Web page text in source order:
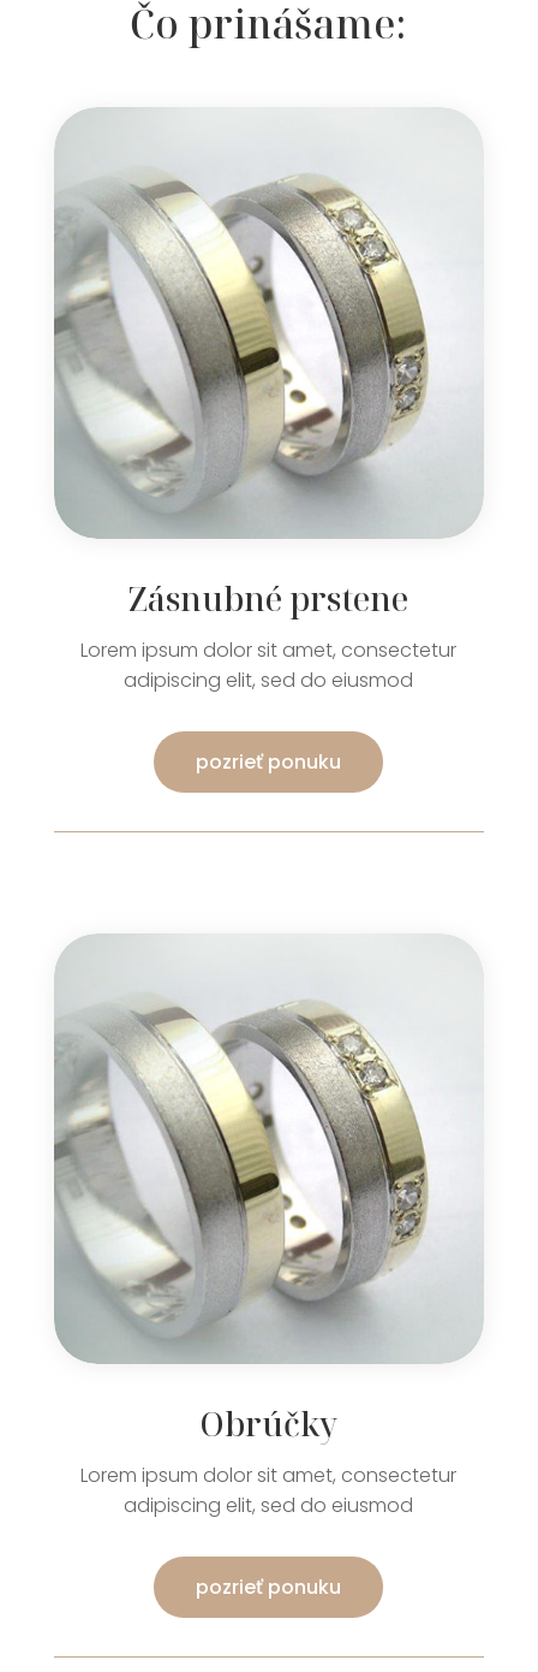
Čo prinášame:
Zásnubné prstene
Lorem ipsum dolor sit amet, consectetur
adipiscing elit, sed do eiusmod
pozrieť ponuku
Obrúčky
Lorem ipsum dolor sit amet, consectetur
adipiscing elit, sed do eiusmod
pozrieť ponuku